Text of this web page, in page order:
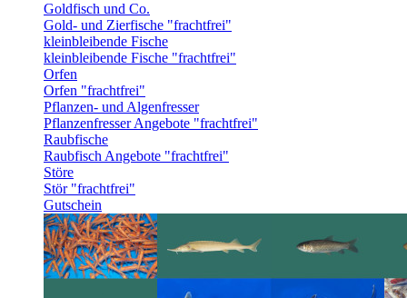
Goldfisch und Co.
Gold- und Zierfische "frachtfrei"
kleinbleibende Fische
kleinbleibende Fische "frachtfrei"
Orfen
Orfen "frachtfrei"
Pflanzen- und Algenfresser
Pflanzenfresser Angebote "frachtfrei"
Raubfische
Raubfisch Angebote "frachtfrei"
Störe
Stör "frachtfrei"
Gutschein